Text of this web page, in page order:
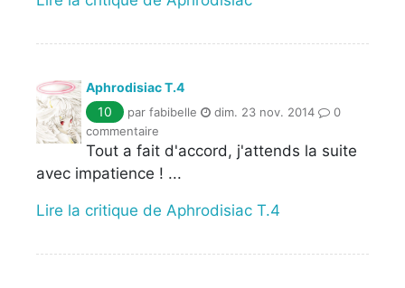
Aphrodisiac T.4
10
par fabibelle dim. 23 nov. 2014
0
commentaire
Tout a fait d'accord, j'attends la suite
avec impatience ! ...
Lire la critique de Aphrodisiac T.4